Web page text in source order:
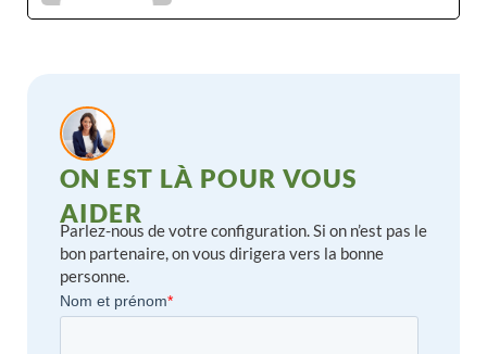
ON EST LÀ POUR VOUS
AIDER
Parlez-nous de votre configuration. Si on n’est pas le
bon partenaire, on vous dirigera vers la bonne
personne.